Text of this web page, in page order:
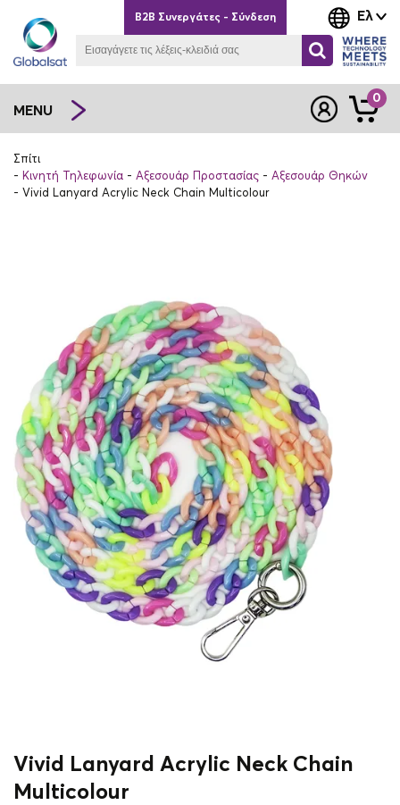
Ελ
B2B Συνεργάτες - Σύνδεση
MENU
0
Σπίτι
Κινητή Τηλεφωνία
Αξεσουάρ Προστασίας
Αξεσουάρ Θηκών
Vivid Lanyard Acrylic Neck Chain Multicolour
Vivid Lanyard Acrylic Neck Chain
Multicolour